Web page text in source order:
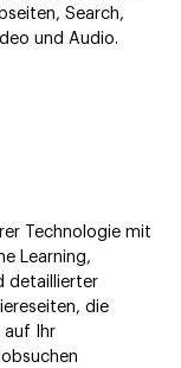
Search,
und Audio.
Technologie mit
Learning,
detaillierter
die
auf Ihr